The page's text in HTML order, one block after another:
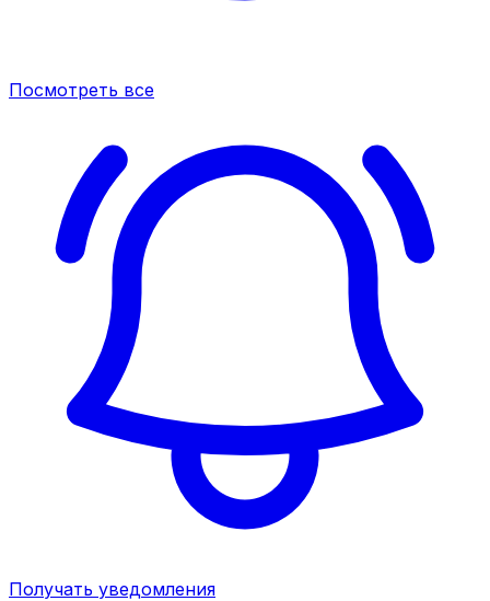
Посмотреть все
Получать уведомления